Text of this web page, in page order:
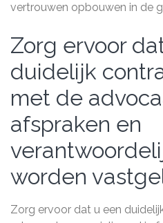
vertrouwen opbouwen in de
Zorg ervoor
duidelijk
met de
afspraken en
worden
Zorg ervoor dat u een